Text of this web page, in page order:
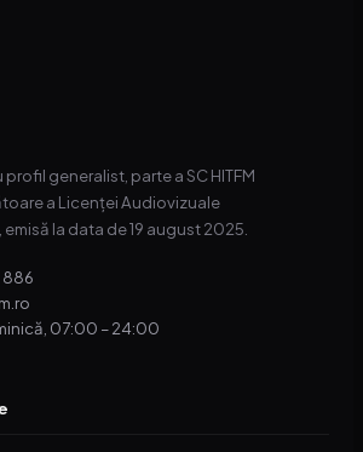
generalist, parte a SC HITFM
a Licenței Audiovizuale
la data de 19 august 2025.
886
07:00 – 24:00